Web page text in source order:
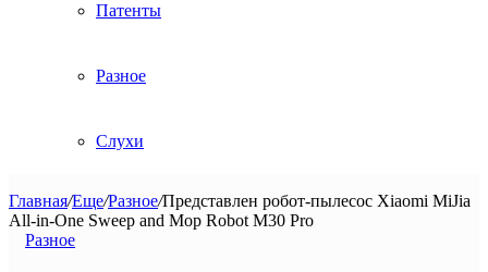
Патенты
Разное
Слухи
Главная/Еще/Разное/Представлен робот-пылесос Xiaomi MiJia
All-in-One Sweep and Mop Robot M30 Pro
Разное